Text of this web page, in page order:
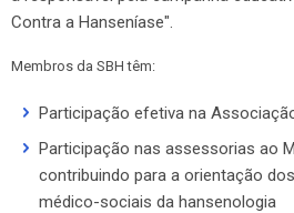
Contra a Hanseníase".
Membros da SBH têm:
Participação efetiva na
Participação nas assessorias ao
contribuindo para a orientação
médico-sociais da hansenologia